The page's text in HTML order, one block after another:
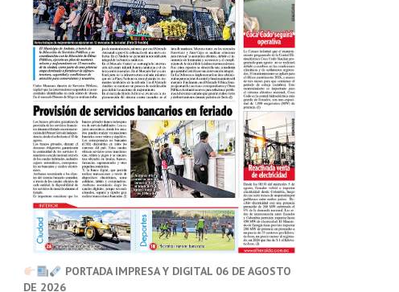
PORTADA IMPRESA Y DIGITAL 06 DE AGOSTO
DE 2026